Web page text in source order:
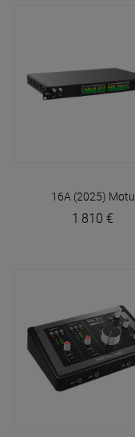
16A (2025) Motu
1 810 €